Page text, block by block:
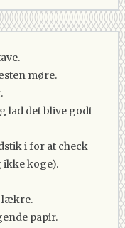
møre.
lad det blive godt
i for at check
ikke koge).
lækre.
papir.